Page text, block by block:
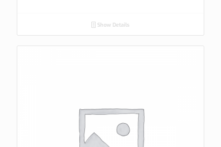
Show Details